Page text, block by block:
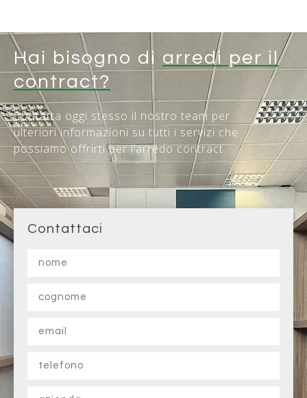
visioni dei nostri clienti in realtà tangibili.
Hai bisogno di arredi per il
contract?
Contatta oggi stesso il nostro team per
ulteriori informazioni su tutti i servizi che
possiamo offrirti per l’arredo contract.
Contattaci